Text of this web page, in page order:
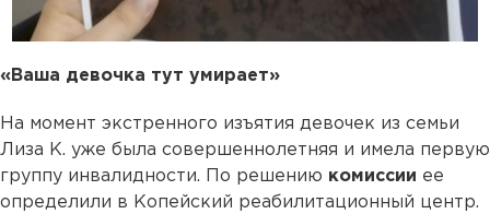
«Ваша девочка тут умирает»
На момент экстренного изъятия девочек из семьи
Лиза К. уже была совершеннолетняя и имела первую
группу инвалидности. По решению комиссии ее
определили в Копейский реабилитационный центр.